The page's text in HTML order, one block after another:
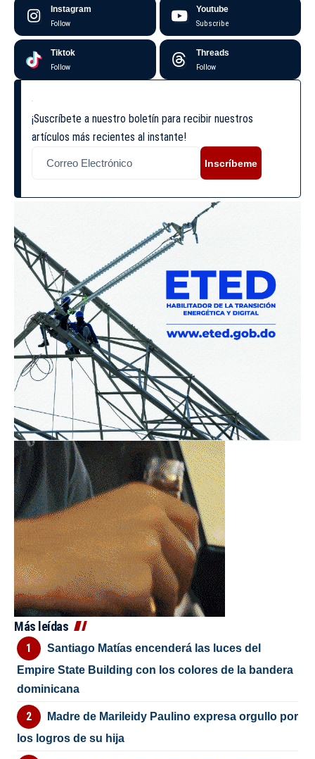
Instagram
Follow
Youtube
Subscribe
Tiktok
Follow
Threads
Follow
¡Suscríbete a nuestro boletín para recibir nuestros
artículos más recientes al instante!
Inscríbeme
Más leídas
Santiago Matías encenderá las luces del
Empire State Building con los colores de la bandera
dominicana
Madre de Marileidy Paulino expresa orgullo por
los logros de su hija